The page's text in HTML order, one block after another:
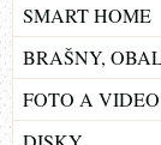
SMART HOME
BRAŠNY,
FOTO A VIDEO